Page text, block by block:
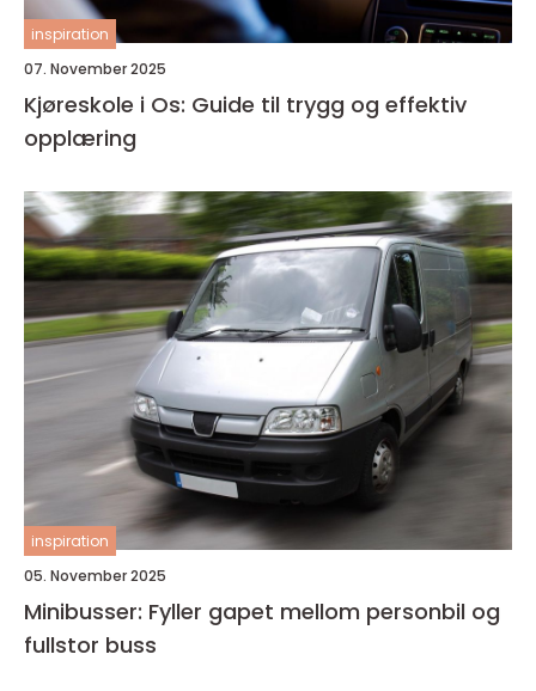
inspiration
07. November 2025
Kjøreskole i Os: Guide til trygg og effektiv
opplæring
inspiration
05. November 2025
Minibusser: Fyller gapet mellom personbil og
fullstor buss